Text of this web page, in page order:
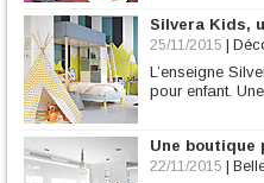
Silvera Kids,
25/11/2015
L’enseigne
pour enfant.
Une
22/11/2015